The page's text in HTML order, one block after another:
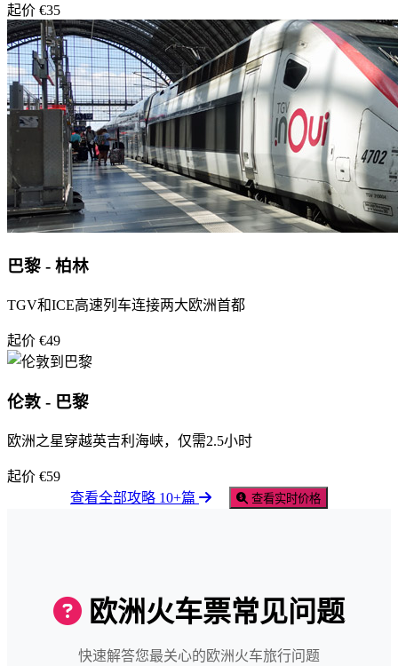
起价 €35
巴黎 - 柏林
TGV和ICE高速列车连接两大欧洲首都
起价 €49
伦敦 - 巴黎
欧洲之星穿越英吉利海峡，仅需2.5小时
起价 €59
查看全部攻略 10+篇
查看实时价格
欧洲火车票常见问题
快速解答您最关心的欧洲火车旅行问题